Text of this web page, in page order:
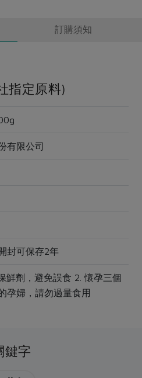
訂購須知
指定原料)
有限公司
封可保存2年
鮮劑，避免誤食 2. 懷孕三個
孕婦，請勿過量食用
鍵字